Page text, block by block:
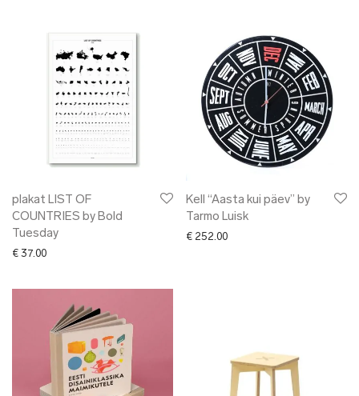
plakat LIST OF
COUNTRIES by Bold
Tuesday
€ 37.00
Kell “Aasta kui päev” by
Tarmo Luisk
€ 252.00